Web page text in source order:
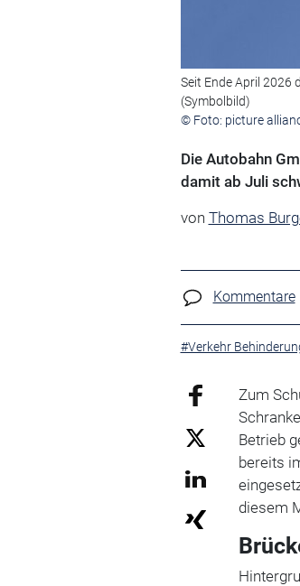
Seit Ende April 2026
(Symbolbild)
© Foto: picture
Die Autobahn
damit ab Juli
von Thomas
Kommentare
#Verkehr
Zum
Betrieb
bereits
diesem